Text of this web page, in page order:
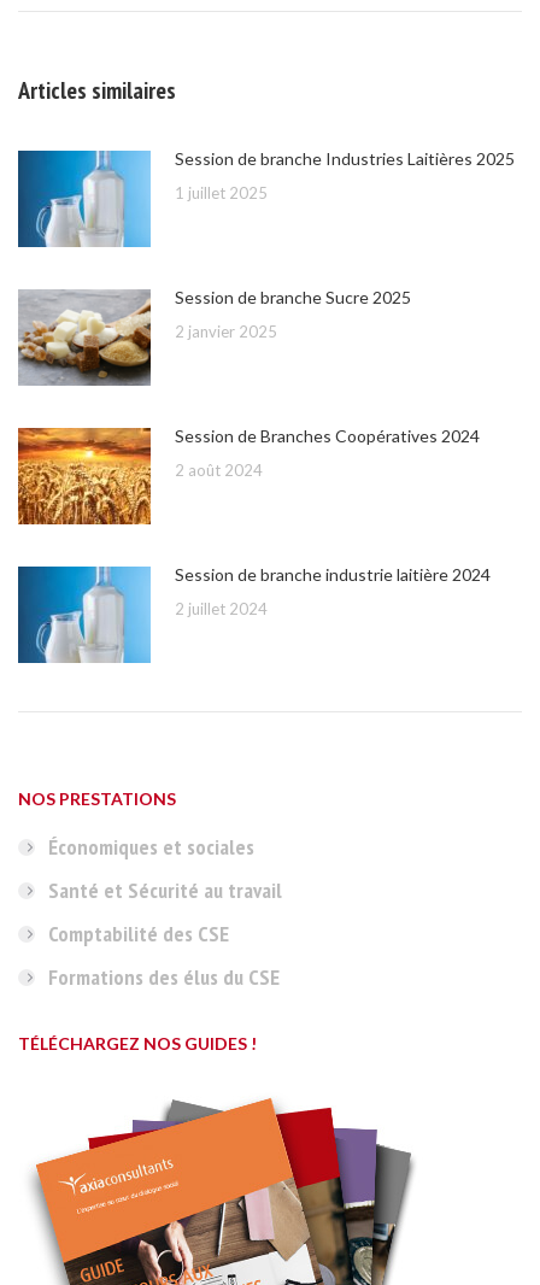
Articles similaires
Session de branche Industries Laitières 2025
1 juillet 2025
Session de branche Sucre 2025
2 janvier 2025
Session de Branches Coopératives 2024
2 août 2024
Session de branche industrie laitière 2024
2 juillet 2024
NOS PRESTATIONS
Économiques et sociales
Santé et Sécurité au travail
Comptabilité des CSE
Formations des élus du CSE
TÉLÉCHARGEZ NOS GUIDES !